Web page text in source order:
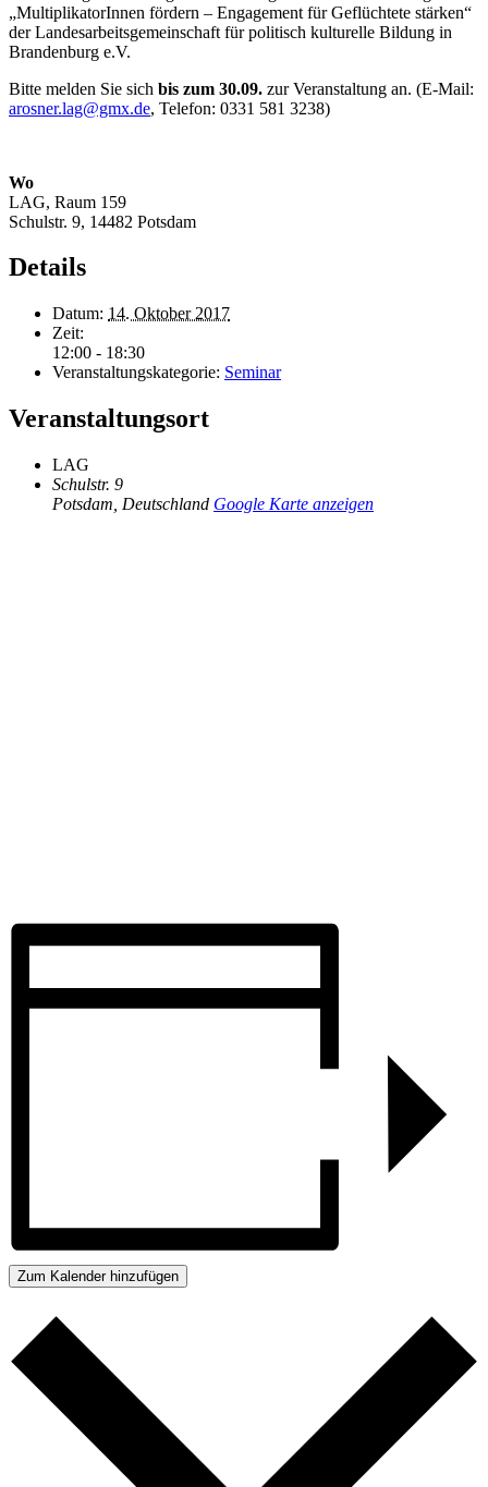
„MultiplikatorInnen fördern – Engagement für Geflüchtete stärken“
der Landesarbeitsgemeinschaft für politisch kulturelle Bildung in
Brandenburg e.V.
Bitte melden Sie sich bis zum 30.09. zur Veranstaltung an. (E-Mail:
arosner.lag@gmx.de, Telefon: 0331 581 3238)
Wo
LAG, Raum 159
Schulstr. 9, 14482 Potsdam
Details
Datum: 14. Oktober 2017
Zeit:
12:00 - 18:30
Veranstaltungskategorie: Seminar
Veranstaltungsort
LAG
Schulstr. 9
Potsdam Deutschland Google Karte anzeigen
Zum Kalender hinzufügen